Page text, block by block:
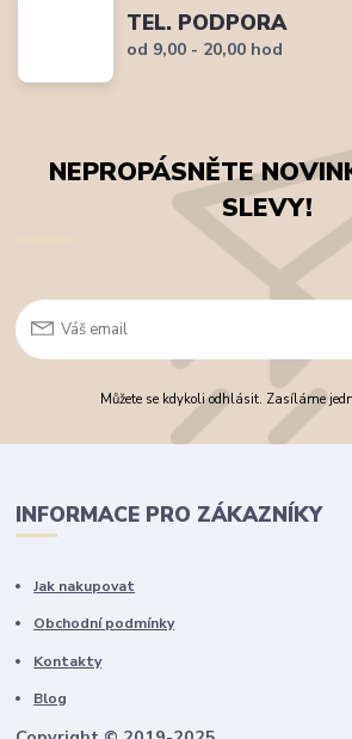
TEL. PODPORA
od 9,00 - 20,00 hod
NEPROPÁSNĚTE
SLEVY!
Můžete se kdykoli odhlásit. Zasíláme
INFORMACE PRO ZÁKAZNÍKY
Jak nakupovat
Obchodní podmínky
Kontakty
Blog